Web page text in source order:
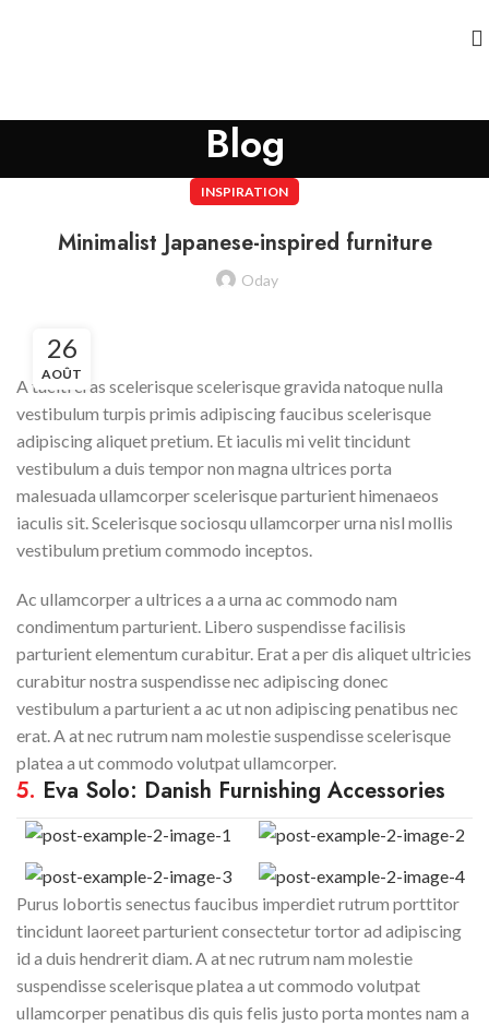
Blog
INSPIRATION
Minimalist Japanese-inspired furniture
Oday
26
AOÛT
A taciti cras scelerisque scelerisque gravida natoque nulla
vestibulum turpis primis adipiscing faucibus scelerisque
adipiscing aliquet pretium. Et iaculis mi velit tincidunt
vestibulum a duis tempor non magna ultrices porta
malesuada ullamcorper scelerisque parturient himenaeos
iaculis sit. Scelerisque sociosqu ullamcorper urna nisl mollis
vestibulum pretium commodo inceptos.
Ac ullamcorper a ultrices a a urna ac commodo nam
condimentum parturient. Libero suspendisse facilisis
parturient elementum curabitur. Erat a per dis aliquet ultricies
curabitur nostra suspendisse nec adipiscing donec
vestibulum a parturient a ac ut non adipiscing penatibus nec
erat. A at nec rutrum nam molestie suspendisse scelerisque
platea a ut commodo volutpat ullamcorper.
5. Eva Solo: Danish Furnishing Accessories
Purus lobortis senectus faucibus imperdiet rutrum porttitor
tincidunt laoreet parturient consectetur tortor ad adipiscing
id a duis hendrerit diam. A at nec rutrum nam molestie
suspendisse scelerisque platea a ut commodo volutpat
ullamcorper penatibus dis quis felis justo porta montes nam a